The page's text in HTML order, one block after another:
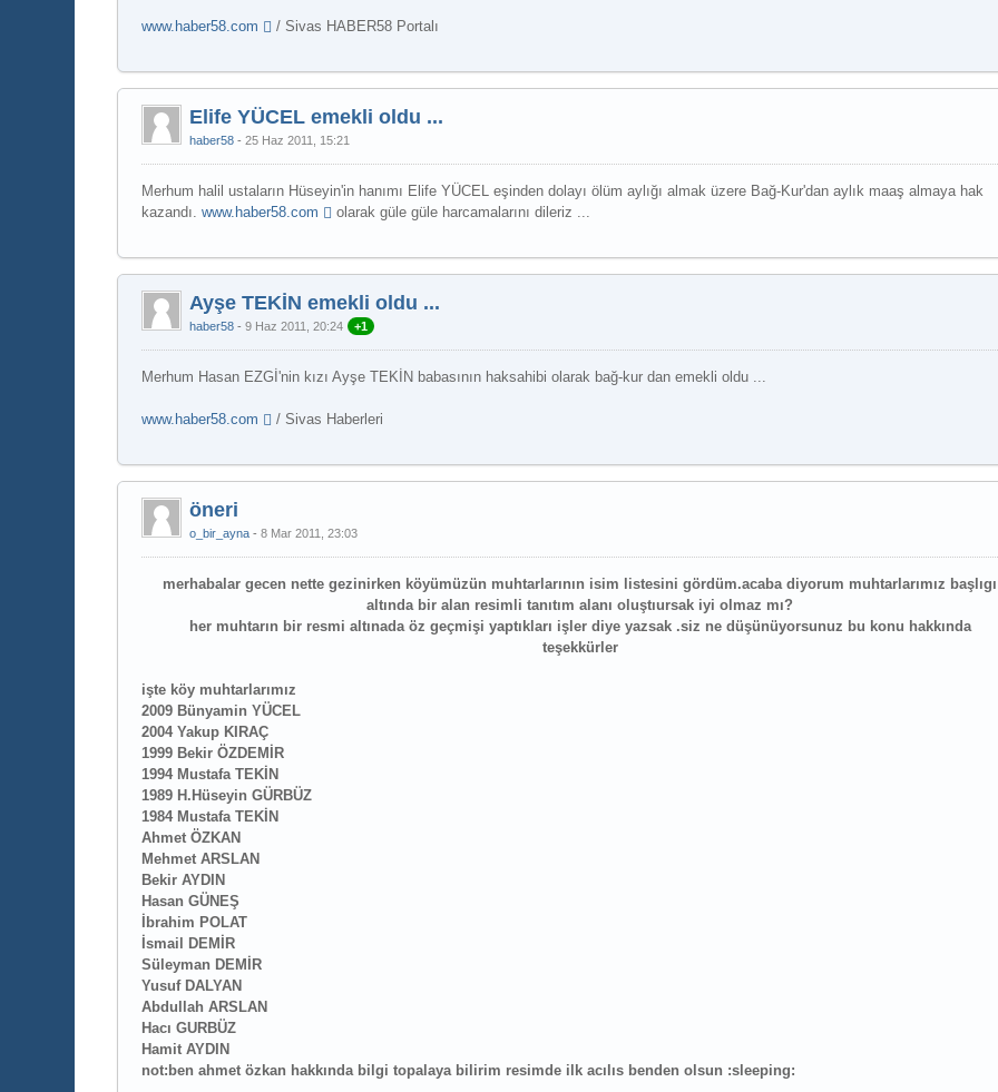
www.haber58.com / Sivas HABER58 Portalı
Elife YÜCEL emekli oldu ...
haber58 25 Haz 2011, 15:21
Merhum halil ustaların Hüseyin'in hanımı Elife YÜCEL eşinden dolayı ölüm aylığı almak üzere Bağ-Kur'dan aylık maaş almaya hak
kazandı.www.haber58.com olarak güle güle harcamalarını dileriz ...
Ayşe TEKİN emekli oldu ...
haber58 9 Haz 2011, 20:24 +1
Merhum Hasan EZGİ'nin kızı Ayşe TEKİN babasının haksahibi olarak bağ-kur dan emekli oldu ...
www.haber58.com / Sivas Haberleri
öneri
o_bir_ayna 8 Mar 2011, 23:03
merhabalar gecen nette gezinirken köyümüzün muhtarlarının isim listesini gördüm.acaba diyorum muhtarlarımız başlıgı
altında bir alan resimli tanıtım alanı oluştıursak iyi olmaz mı?
her muhtarın bir resmi altınada öz geçmişi yaptıkları işler diye yazsak .siz ne düşünüyorsunuz bu konu hakkında
teşekkürler
işte köy muhtarlarımız
2009 Bünyamin YÜCEL
2004 Yakup KIRAÇ
1999 Bekir ÖZDEMİR
1994 Mustafa TEKİN
1989 H.Hüseyin GÜRBÜZ
1984 Mustafa TEKİN
Ahmet ÖZKAN
Mehmet ARSLAN
Bekir AYDIN
Hasan GÜNEŞ
İbrahim POLAT
İsmail DEMİR
Süleyman DEMİR
Yusuf DALYAN
Abdullah ARSLAN
Hacı GURBÜZ
Hamit AYDIN
not:ben ahmet özkan hakkında bilgi topalaya bilirim resimde ilk acılıs benden olsun :sleeping: